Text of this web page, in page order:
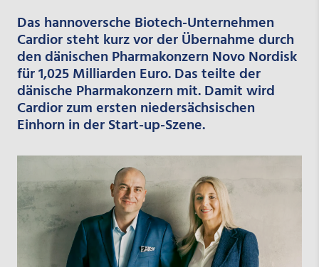
Das hannoversche Biotech-Unternehmen
Cardior steht kurz vor der Übernahme durch
den dänischen Pharmakonzern Novo Nordisk
für 1,025 Milliarden Euro. Das teilte der
dänische Pharmakonzern mit. Damit wird
Cardior zum ersten niedersächsischen
Einhorn in der Start-up-Szene.